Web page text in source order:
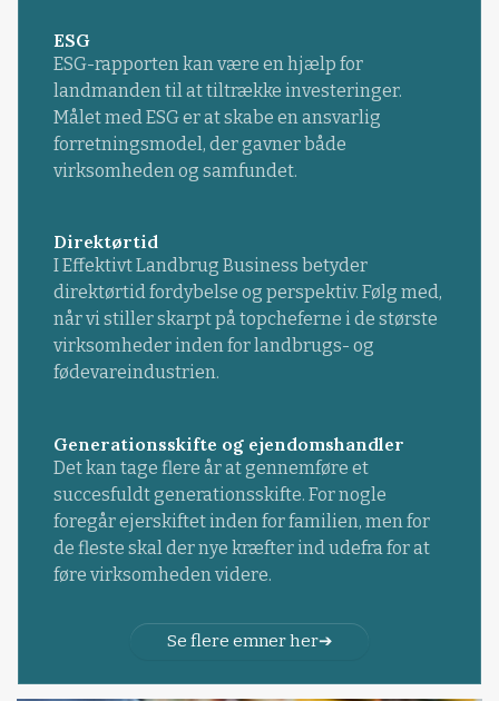
ESG
ESG-rapporten kan være en hjælp for
landmanden til at tiltrække investeringer.
Målet med ESG er at skabe en ansvarlig
forretningsmodel, der gavner både
virksomheden og samfundet.
Direktørtid
I Effektivt Landbrug Business betyder
direktørtid fordybelse og perspektiv. Følg med,
når vi stiller skarpt på topcheferne i de største
virksomheder inden for landbrugs- og
fødevareindustrien.
Generationsskifte og ejendomshandler
Det kan tage flere år at gennemføre et
succesfuldt generationsskifte. For nogle
foregår ejerskiftet inden for familien, men for
de fleste skal der nye kræfter ind udefra for at
føre virksomheden videre.
Se flere emner her